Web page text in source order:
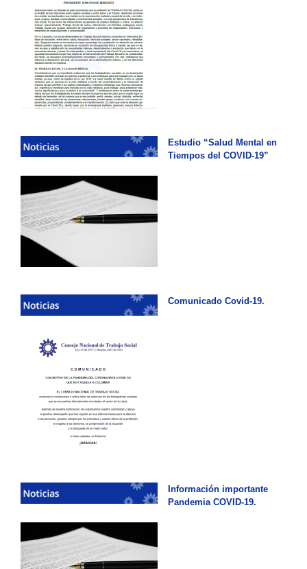
Estudio “Salud Mental en
Tiempos del COVID-19”
Comunicado Covid-19.
Información importante
Pandemia COVID-19.